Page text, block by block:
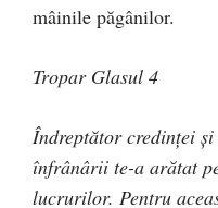
mâinile păgânilor.
Tropar Glasul 4
Îndreptător credinţei
înfrânârii te-a arătat
lucrurilor. Pentru